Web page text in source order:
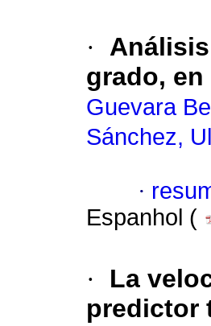
·
grado,
Guevara
Sánchez,
·
Espanhol (
·
La
predictor